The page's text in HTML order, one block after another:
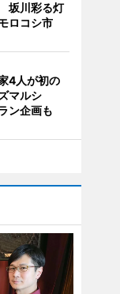
坂川彩る灯
ロコシ市
4人が初の
マルシ
ン企画も